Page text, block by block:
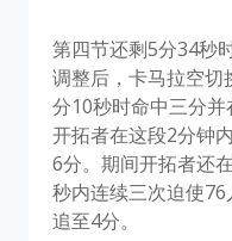
第四节还剩5分34秒
调整后，卡马拉空
分10秒时命中三分并
开拓者在这段2分钟
6分。期间开拓者还
秒内连续三次迫使
追至4分。